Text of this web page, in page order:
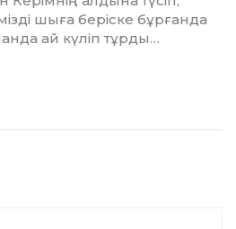
шыға беріс­ке бұрғанда
ай күліп тұрды…